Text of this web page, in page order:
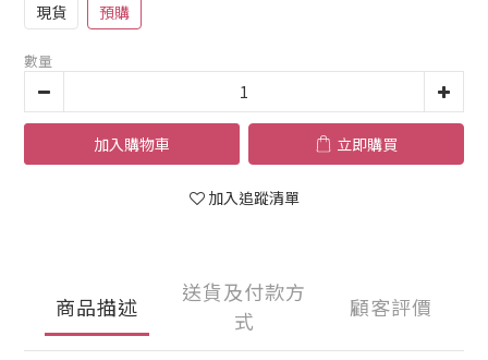
現貨 預購
數量
加入購物車 立即購買
加入追蹤清單
商品描述
送貨及付款方
式
顧客評價